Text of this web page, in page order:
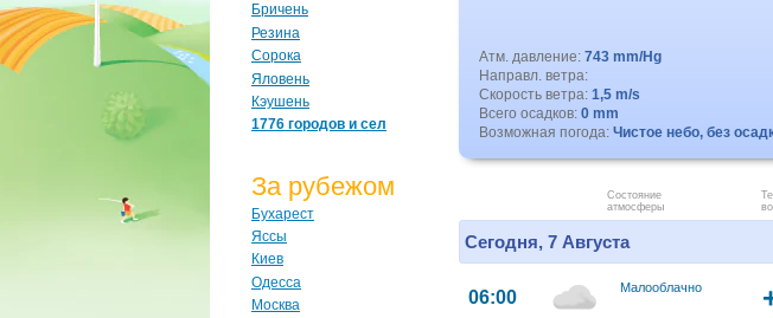
Бричень
Резина
Сорока
Яловень
Кэушень
1776 городов и сел
За рубежом
Бухарест
Яссы
Киев
Одесса
Москва
Атм. давление: 743 mm/Hg
Направл. ветра:
Скорость ветра: 1,5 m/s
Всего осадков: 0 mm
Возможная погода: Чистое небо, без
Состояние
атмосферы
Сегодня, 7 Августа
06:00 Малооблачно